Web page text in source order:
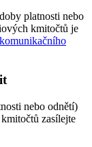
platnosti nebo
kmitočtů je
nebo odnětí)
zasílejte